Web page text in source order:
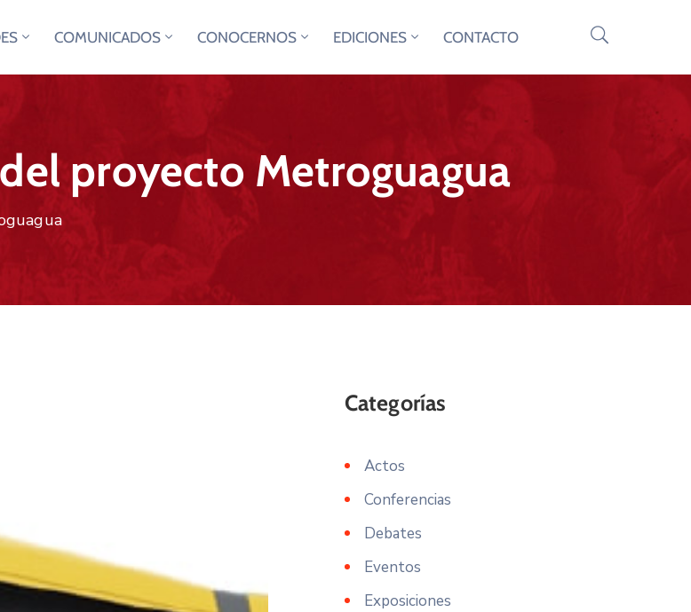
COMUNICADOS CONOCERNOS EDICIONES CONTACTO
proyecto Metroguagua
Actos
Conferencias
Debates
Eventos
Exposiciones